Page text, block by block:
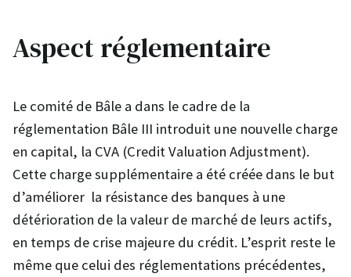
Aspect réglementaire
Le comité de Bâle a dans le cadre de la
réglementation Bâle III introduit une nouvelle charge
en capital, la CVA (Credit Valuation Adjustment).
Cette charge supplémentaire a été créée dans le but
d’améliorer la résistance des banques à une
détérioration de la valeur de marché de leurs actifs,
en temps de crise majeure du crédit. L’esprit reste le
même que celui des réglementations précédentes,